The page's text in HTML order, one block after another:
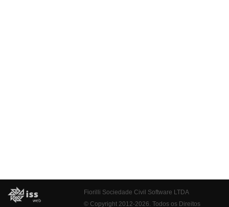
Fiorilli Sociedade Civil Software LTDA
© Copyright 2012-2026. Todos os Direitos